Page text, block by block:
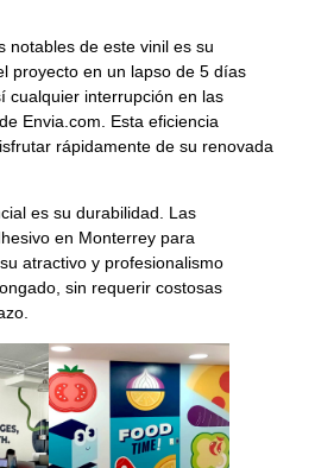
notables de este vinil es su
proyecto en un lapso de 5 días
cualquier interrupción en las
Envia.com. Esta eficiencia
rápidamente de su renovada
es su durabilidad. Las
en Monterrey para
atractivo y profesionalismo
sin requerir costosas